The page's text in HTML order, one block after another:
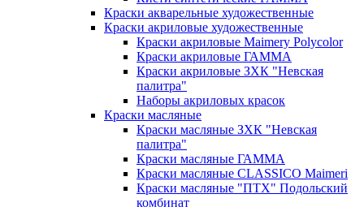
Краски акварельные художественные
Краски акриловые художественные
Краски акриловые Maimery Polycolor
Краски акриловые ГАММА
Краски акриловые ЗХК "Невская
палитра"
Наборы акриловых красок
Краски масляные
Краски масляные ЗХК "Невская
палитра"
Краски масляные ГАММА
Краски масляные CLASSICO Maimeri
Краски масляные "ПТХ" Подольский
комбинат